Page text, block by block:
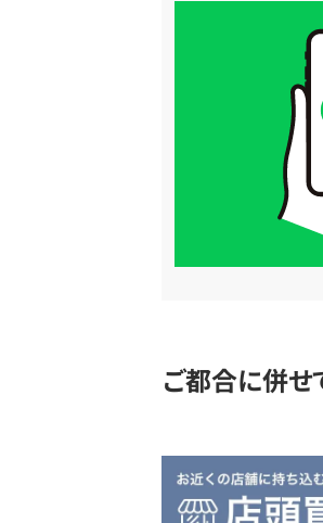
ご都合に併せ